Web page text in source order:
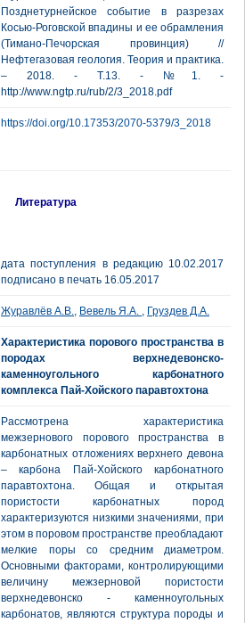
Позднетурнейское событие в разрезах
Косью-Роговской впадины и ее обрамления
(Тимано-Печорская провинция) //
Нефтегазовая геология. Теория и практика.
– 2018. - Т.13. - №1. -
http://www.ngtp.ru/rub/2/3_2018.pdf
https://doi.org/10.17353/2070-5379/3_2018
Литература
дата поступления в редакцию 10.02.2017
подписано в печать 16.05.2017
Журавлёв А.В., Вевель Я.А. , Груздев Д.А.
Характеристика порового пространства в
породах верхнедевонско-
каменноугольного карбонатного
комплекса Пай-Хойского паравтохтона
Рассмотрена характеристика
межзернового порового пространства в
карбонатных отложениях верхнего девона
– карбона Пай-Хойского карбонатного
паравтохтона. Общая и открытая
пористости карбонатных пород
характеризуются низкими значениями, при
этом в поровом пространстве преобладают
мелкие поры со средним диаметром.
Основными факторами, контролирующими
величину межзерновой пористости
верхнедевонско - каменноугольных
карбонатов, являются структура породы и